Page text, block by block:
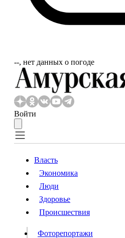
‐‐, нет данных о погоде
Войти
Власть
Происшествия
Видео
Власть
Экономика
Люди
Здоровье
Происшествия
Фоторепортажи